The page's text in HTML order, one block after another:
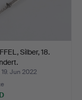
Silber, 18.
Jun 2022